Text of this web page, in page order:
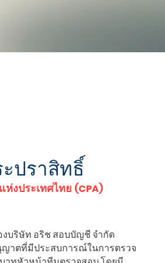
ปราสิทธิ์
งประเทศไทย (CPA)
งบริษัท อริช สอบบัญชี จำกัด
าตที่มีประสบการณ์ในการตรวจ